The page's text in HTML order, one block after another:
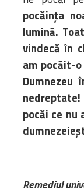
pocăința
lumină.
vindecă în
am pocăit-o
pocăi ce nu
Remediul